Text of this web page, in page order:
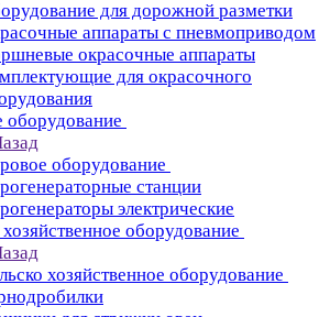
для дорожной разметки
аппараты с пневмоприводом
окрасочные аппараты
для окрасочного
оборудование
оборудование
станции
электрические
оборудование
хозяйственное оборудование